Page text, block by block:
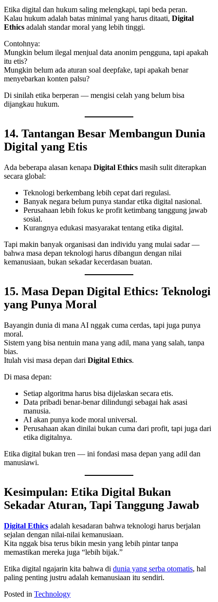
Etika digital dan hukum saling melengkapi, tapi beda peran.
Kalau hukum adalah batas minimal yang harus ditaati, Digital
Ethics adalah standar moral yang lebih tinggi.
Contohnya:
Mungkin belum ilegal menjual data anonim pengguna, tapi apakah
itu etis?
Mungkin belum ada aturan soal deepfake, tapi apakah benar
menyebarkan konten palsu?
Di sinilah etika berperan — mengisi celah yang belum bisa
dijangkau hukum.
14. Tantangan Besar Membangun Dunia
Digital yang Etis
Ada beberapa alasan kenapa Digital Ethics masih sulit diterapkan
secara global:
Teknologi berkembang lebih cepat dari regulasi.
Banyak negara belum punya standar etika digital nasional.
Perusahaan lebih fokus ke profit ketimbang tanggung jawab
sosial.
Kurangnya edukasi masyarakat tentang etika digital.
Tapi makin banyak organisasi dan individu yang mulai sadar —
bahwa masa depan teknologi harus dibangun dengan nilai
kemanusiaan, bukan sekadar kecerdasan buatan.
15. Masa Depan Digital Ethics: Teknologi
yang Punya Moral
Bayangin dunia di mana AI nggak cuma cerdas, tapi juga punya
moral.
Sistem yang bisa nentuin mana yang adil, mana yang salah, tanpa
bias.
Itulah visi masa depan dari Digital Ethics.
Di masa depan:
Setiap algoritma harus bisa dijelaskan secara etis.
Data pribadi benar-benar dilindungi sebagai hak asasi
manusia.
AI akan punya kode moral universal.
Perusahaan akan dinilai bukan cuma dari profit, tapi juga dari
etika digitalnya.
Etika digital bukan tren — ini fondasi masa depan yang adil dan
manusiawi.
Kesimpulan: Etika Digital Bukan
Sekadar Aturan, Tapi Tanggung Jawab
Digital Ethics adalah kesadaran bahwa teknologi harus berjalan
sejalan dengan nilai-nilai kemanusiaan.
Kita nggak bisa terus bikin mesin yang lebih pintar tanpa
memastikan mereka juga “lebih bijak.”
Etika digital ngajarin kita bahwa di dunia yang serba otomatis, hal
paling penting justru adalah kemanusiaan itu sendiri.
Posted in Technology